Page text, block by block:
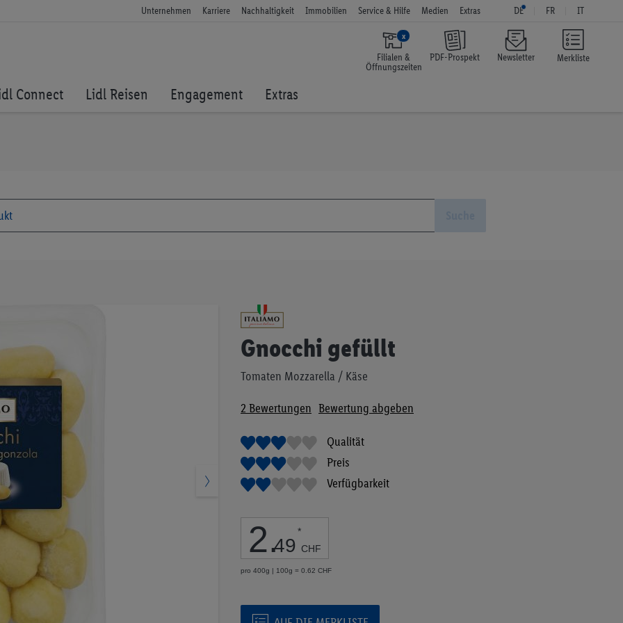
Merkliste
Unternehmen Karriere Nachhaltigkeit Immobilien Service & Hilfe Medien Extras DE FR IT
x
Filialen &
Öffnungszeiten
PDF-Prospekt Newsletter
Connect Lidl Reisen Engagement Extras
Gnocchi gefüllt
Tomaten Mozzarella / Käse
2 Bewertungen Bewertung abgeben
Qualität
Preis
Verfügbarkeit
2.49
*
CHF
pro 400g | 100g = 0.62 CHF
Anfang
Bildgalerie
springen